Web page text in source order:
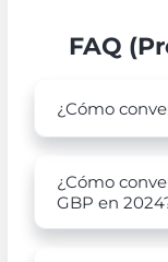
FAQ
¿Cómo
¿Cómo
GBP en